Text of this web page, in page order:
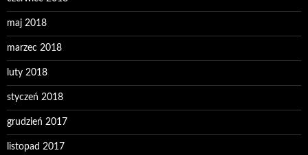
maj 2018
marzec 2018
luty 2018
styczeń 2018
grudzień 2017
listopad 2017